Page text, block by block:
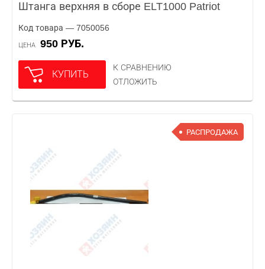
Штанга верхняя в сборе ELT1000 Patriot
Код товара — 7050056
ЦЕНА 950 РУБ.
КУПИТЬ
К СРАВНЕНИЮ
ОТЛОЖИТЬ
РАСПРОДАЖА